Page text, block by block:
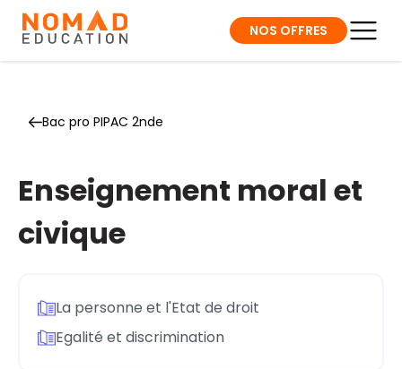
NOS OFFRES
Bac pro PIPAC 2nde
Enseignement moral et
civique
La personne et l'Etat de droit
Egalité et discrimination